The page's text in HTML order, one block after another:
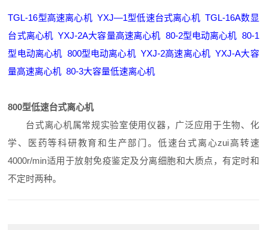
TGL-16型高速离心机 YXJ—1型低速台式离心机 TGL-16A数显
台式离心机 YXJ-2A大容量高速离心机 80-2型电动离心机 80-1
型电动离心机 800型电动离心机 YXJ-2高速离心机 YXJ-A大容
量高速离心机 80-3大容量低速离心机
800型低速台式离心机
台式离心机属常规实验室使用仪器，广泛应用于生物、化
学、医药等科研教育和生产部门。低速台式离心zui高转速
4000r/min适用于放射免疫鉴定及分离细胞和大质点，有定时和
不定时两种。